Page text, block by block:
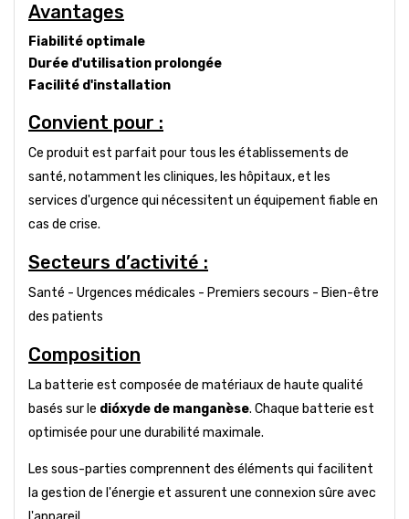
Avantages
Fiabilité optimale
Durée d'utilisation prolongée
Facilité d'installation
Convient pour :
Ce produit est parfait pour tous les établissements de
santé, notamment les cliniques, les hôpitaux, et les
services d'urgence qui nécessitent un équipement fiable en
cas de crise.
Secteurs d’activité :
Santé - Urgences médicales - Premiers secours - Bien-être
des patients
Composition
La batterie est composée de matériaux de haute qualité
basés sur le dióxyde de manganèse. Chaque batterie est
optimisée pour une durabilité maximale.
Les sous-parties comprennent des éléments qui facilitent
la gestion de l'énergie et assurent une connexion sûre avec